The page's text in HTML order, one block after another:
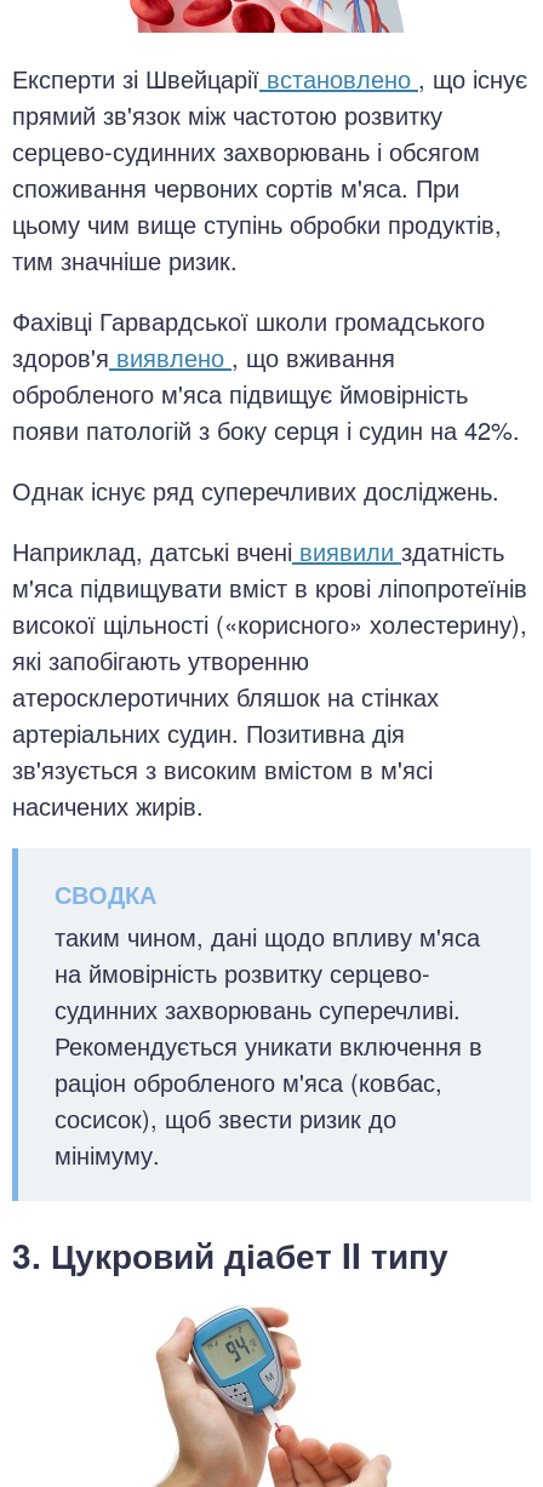
Експерти зі Швейцарії встановлено , що існує
прямий зв'язок між частотою розвитку
серцево-судинних захворювань і обсягом
споживання червоних сортів м'яса. При
цьому чим вище ступінь обробки продуктів,
тим значніше ризик.
Фахівці Гарвардської школи громадського
здоров'я виявлено , що вживання
обробленого м'яса підвищує ймовірність
появи патологій з боку серця і судин на 42%.
Однак існує ряд суперечливих досліджень.
Наприклад, датські вчені виявили здатність
м'яса підвищувати вміст в крові ліпопротеїнів
високої щільності («корисного» холестерину),
які запобігають утворенню
атеросклеротичних бляшок на стінках
артеріальних судин. Позитивна дія
зв'язується з високим вмістом в м'ясі
насичених жирів.
таким чином, дані щодо впливу м'яса
на ймовірність розвитку серцево-
судинних захворювань суперечливі.
Рекомендується уникати включення в
раціон обробленого м'яса (ковбас,
сосисок), щоб звести ризик до
мінімуму.
3. Цукровий діабет II типу